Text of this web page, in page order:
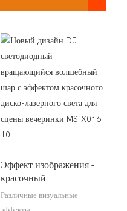
Эффект изображения -
красочный
Различные визуальные